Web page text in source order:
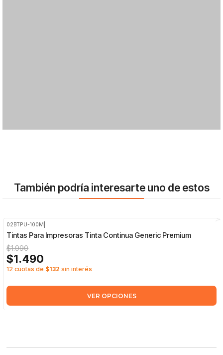
También podría interesarte uno de estos
02BTPU-100M
Tintas Para Impresoras Tinta Continua Generic Premium
$1.990
$1.490
12 cuotas de $132 sin interés
VER OPCIONES